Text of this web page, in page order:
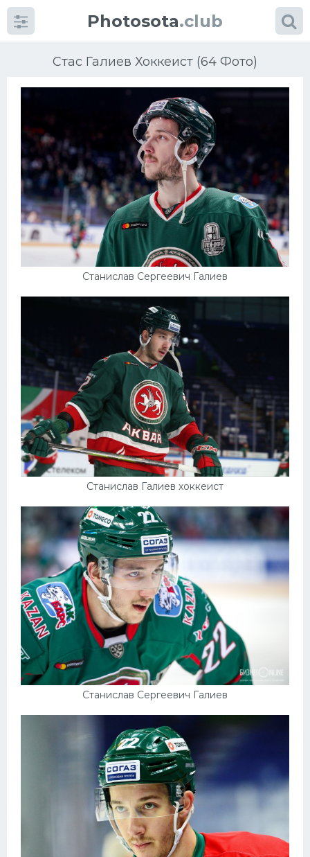
Photosota.club
Стас Галиев Хоккеист (64 Фото)
Станислав Сергеевич Галиев
Станислав Галиев хоккеист
Станислав Сергеевич Галиев
КатегорииФото
Еще картинки...
Футбол
Баскетбол
Тренажеры
Интерьер квартиры